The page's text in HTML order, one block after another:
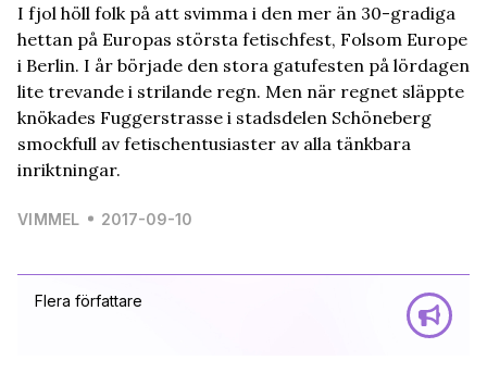
Flera författare
I fjol höll folk på att svimma i den mer än 30-gradiga
hettan på Europas största fetischfest, Folsom Europe
i Berlin. I år började den stora gatufesten på lördagen
lite trevande i strilande regn. Men när regnet släppte
knökades Fuggerstrasse i stadsdelen Schöneberg
smockfull av fetischentusiaster av alla tänkbara
inriktningar.
VIMMEL 2017-09-10